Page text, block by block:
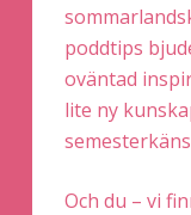
poddtips
oväntad
lite ny
Och du – vi